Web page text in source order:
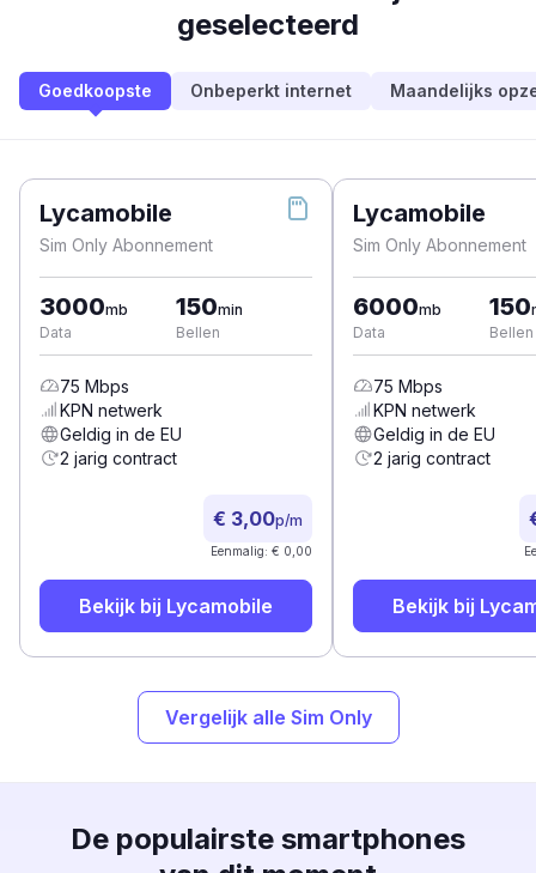
geselecteerd
Goedkoopste Onbeperkt internet Maandelijks
Lycamobile
Sim Only Abonnement
3000mb
Data
150min
Bellen
75 Mbps
KPN netwerk
Geldig in de EU
2 jarig contract
€ 3,00p/m
Eenmalig: € 0,00
Bekijk bij Lycamobile
Lycamobile
Sim Only Abonnement
6000mb
Data
150
Bellen
75 Mbps
KPN netwerk
Geldig in de EU
2 jarig contract
Bekijk bij
Vergelijk alle Sim Only
De populairste smartphones